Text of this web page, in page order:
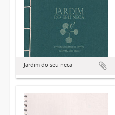
Jardim do seu neca